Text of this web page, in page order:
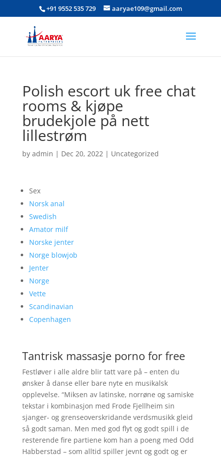
+91 9552 535 729 aaryae109@gmail.com
Polish escort uk free chat
rooms & kjøpe
brudekjole på nett
lillestrøm
by admin | Dec 20, 2022| Uncategorized
Sex
Norsk anal
Swedish
Amator milf
Norske jenter
Norge blowjob
Jenter
Norge
Vette
Scandinavian
Copenhagen
Tantrisk massasje porno for free
Festløver i alle aldre blir tatt vare på – enten du
ønsker å danse eller bare nyte en musikalsk
opplevelse. “Miksen av latinske, norrøne og samiske
tekstar i kombinasjon med Frode Fjellheim sin
sjanger- og grenseoverskridande verdsmusikk gleid
så godt saman. Men med god flyt og godt spill i de
resterende fire partiene kom han a poeng med Odd
Habberstad – som alltid spiller jevnt og godt og er